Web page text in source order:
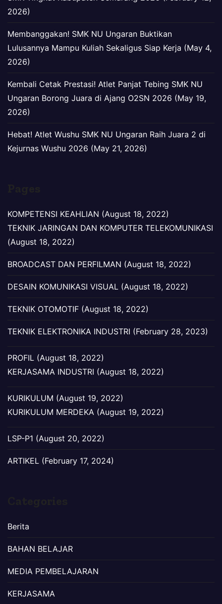
2026)
Membanggakan! SMK NU Ungaran Buktikan
Lulusannya Mampu Kuliah Sekaligus Siap Kerja (May 4,
2026)
Kembali Cetak Prestasi! Atlet Panjat Tebing SMK NU
Ungaran Borong Juara di Ajang O2SN 2026 (May 19,
2026)
Hebat! Atlet Wushu SMK NU Ungaran Raih Juara 2 di
Kejurnas Wushu 2026 (May 21, 2026)
KOMPETENSI KEAHLIAN (August 18, 2022)
TEKNIK JARINGAN DAN KOMPUTER TELEKOMUNIKASI
(August 18, 2022)
BROADCAST DAN PERFILMAN (August 18, 2022)
DESAIN KOMUNIKASI VISUAL (August 18, 2022)
TEKNIK OTOMOTIF (August 18, 2022)
TEKNIK ELEKTRONIKA INDUSTRI (February 28, 2023)
PROFIL (August 18, 2022)
KERJASAMA INDUSTRI (August 18, 2022)
KURIKULUM (August 19, 2022)
KURIKULUM MERDEKA (August 19, 2022)
LSP-P1 (August 20, 2022)
ARTIKEL (February 17, 2024)
Berita
BAHAN BELAJAR
MEDIA PEMBELAJARAN
KERJASAMA